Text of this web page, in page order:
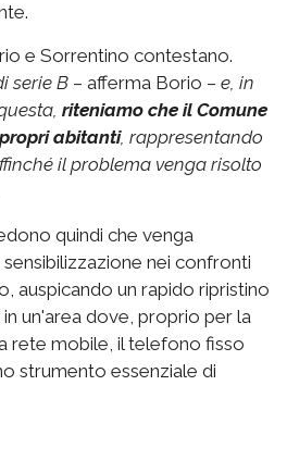
e Sorrentino contestano.
serie B – afferma Borio – e, in
riteniamo che il Comune
abitanti, rappresentando
il problema venga risolto
quindi che venga
nei confronti
auspicando un rapido ripristino
un'area dove, proprio per la
rete mobile, il telefono fisso
strumento essenziale di